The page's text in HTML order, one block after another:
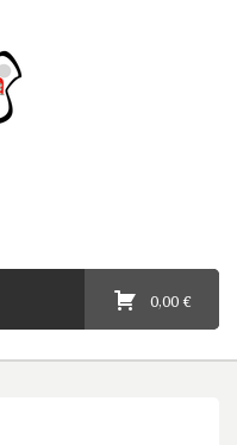
0,00 €